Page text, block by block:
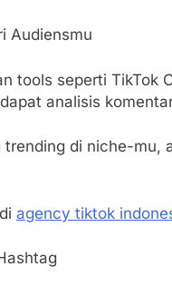
Audiensmu
tools seperti TikTok
analisis
di niche-
agency tiktok